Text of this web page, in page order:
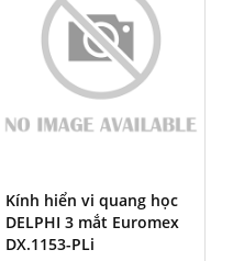
Kính hiển vi quang học
DELPHI 3 mắt Euromex
DX.1153-PLi